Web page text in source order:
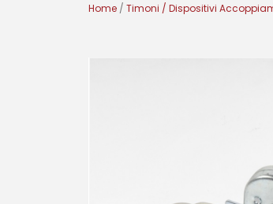
Home / Timoni / Dispositivi